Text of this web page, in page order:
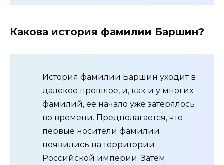
Какова история фамилии Баршин?
История фамилии Баршин уходит в
далекое прошлое, и, как и у многих
фамилий, ее начало уже затерялось
во времени. Предполагается, что
первые носители фамилии
появились на территории
Российской империи. Затем